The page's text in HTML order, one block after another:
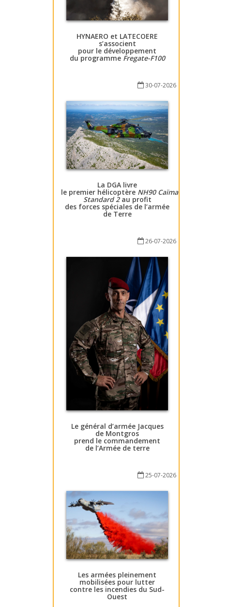
HYNAERO et LATECOERE
s’associent
pour le développement
du programme Fregate-F100
30-07-2026
La DGA livre
le premier hélicoptère NH90 Caïman
Standard 2au profit
des forces spéciales de l’armée
de Terre
26-07-2026
Le général d’armée Jacques
de Montgros
prend le commandement
de l’Armée de terre
25-07-2026
Les armées pleinement
mobilisées pour lutter
contre les incendies du Sud-
Ouest